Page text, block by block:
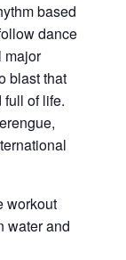
based
dance
major
blast that
of life.
workout
water and